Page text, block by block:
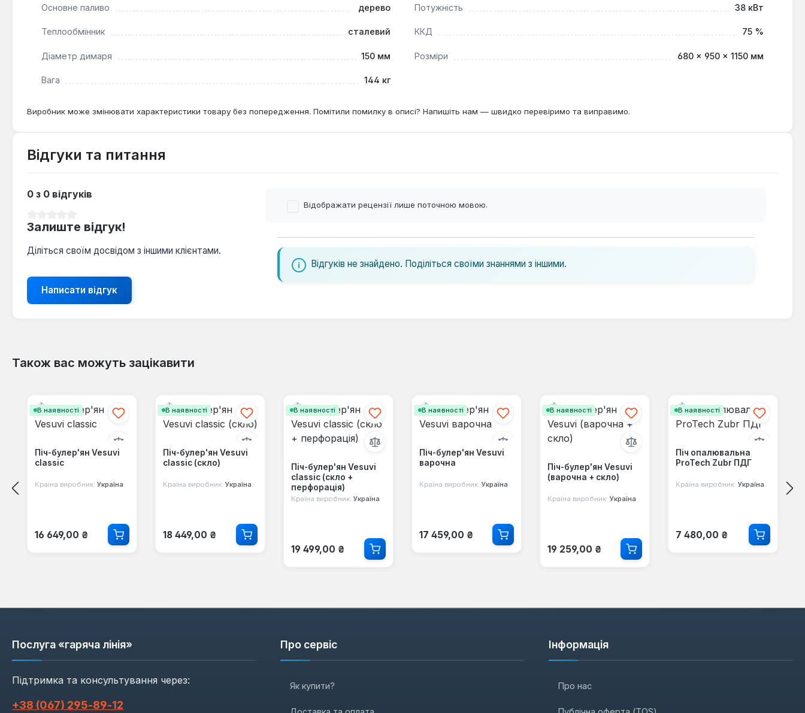
Основне паливо дерево Потужність 38 кВт
Теплообмінник сталевий ККД 75 %
Діаметр димаря 150 мм Розміри 680 × 950 × 1150 мм
Вага 144 кг
Виробник може змінювати характеристики товару без попередження. Помітили помилку в описі? Напишіть нам — швидко перевіримо та виправимо.
Відгуки та питання
0 з 0 відгуків
Залиште відгук!
Діліться своїм досвідом з іншими клієнтами.
Написати відгук
Відображати рецензії лише поточною мовою.
Відгуків не знайдено. Поділіться своїми знаннями з іншими.
Також вас можуть зацікавити
В наявності
Піч-булер'ян Vesuvi
classic
Країна виробник: Україна
Звичайна ціна:
16 649,00 ₴
В наявності
Піч-булер'ян Vesuvi
classic (скло)
Країна виробник: Україна
Звичайна ціна:
18 449,00 ₴
В наявності
Піч-булер'ян Vesuvi
classic (скло +
перфорація)
Країна виробник: Україна
Звичайна ціна:
19 499,00 ₴
В наявності
Піч-булер'ян Vesuvi
варочна
Країна виробник: Україна
Звичайна ціна:
17 459,00 ₴
В наявності
Піч-булер'ян Vesuvi
(варочна + скло)
Країна виробник: Україна
Звичайна ціна:
19 259,00 ₴
В наявності
Піч опалювальна
ProTech Zubr ПДГ
Країна виробник: Україна
Звичайна ціна:
7 480,00 ₴
Послуга «гаряча лінія»
Підтримка та консультування через:
+38 (067) 295‑89‑12
Про сервіс
Як купити?
Інформація
Про нас